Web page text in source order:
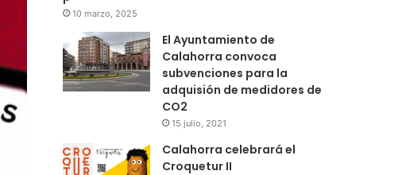
10 marzo, 2025
El Ayuntamiento de
Calahorra convoca
subvenciones para la
adquisión de medidores de
CO2
15 julio, 2021
Calahorra celebrará el
Croquetur II